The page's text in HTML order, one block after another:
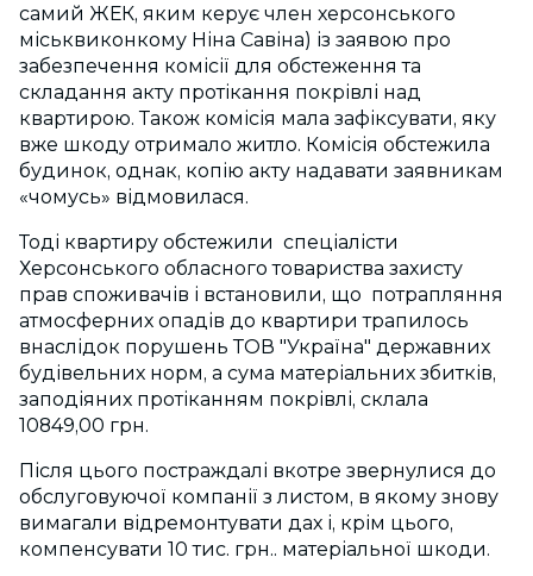
самий ЖЕК, яким керує член херсонського
міськвиконкому Ніна Савіна) із заявою про
забезпечення комісії для обстеження та
складання акту протікання покрівлі над
квартирою. Також комісія мала зафіксувати, яку
вже шкоду отримало житло. Комісія обстежила
будинок, однак, копію акту надавати заявникам
«чомусь» відмовилася.
Тоді квартиру обстежили спеціалісти
Херсонського обласного товариства захисту
прав споживачів і встановили, що потрапляння
атмосферних опадів до квартири трапилось
внаслідок порушень ТОВ "Україна" державних
будівельних норм, а сума матеріальних збитків,
заподіяних протіканням покрівлі, склала
10849,00 грн.
Після цього постраждалі вкотре звернулися до
обслуговуючої компанії з листом, в якому знову
вимагали відремонтувати дах і, крім цього,
компенсувати 10 тис. грн.. матеріальної шкоди.